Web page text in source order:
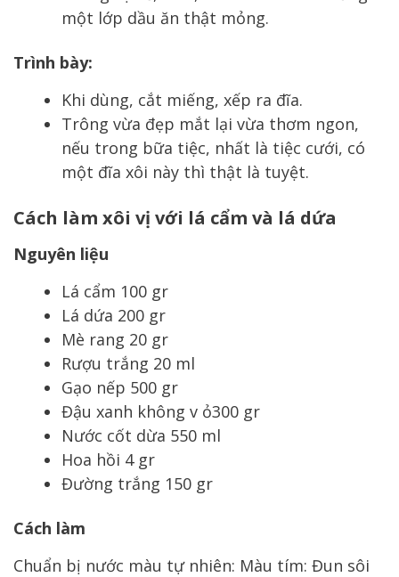
một lớp dầu ăn thật mỏng.
Trình bày:
Khi dùng, cắt miếng, xếp ra đĩa.
Trông vừa đẹp mắt lại vừa thơm ngon,
nếu trong bữa tiệc, nhất là tiệc cưới, có
một đĩa xôi này thì thật là tuyệt.
Cách làm xôi vị với lá cẩm và lá dứa
Nguyên liệu
Lá cẩm 100 gr
Lá dứa 200 gr
Mè rang 20 gr
Rượu trắng 20 ml
Gạo nếp 500 gr
Đậu xanh không v ỏ300 gr
Nước cốt dừa 550 ml
Hoa hồi 4 gr
Đường trắng 150 gr
Cách làm
Chuẩn bị nước màu tự nhiên: Màu tím: Đun sôi